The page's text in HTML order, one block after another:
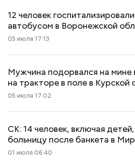
12 человек
автобусом в Воронежской
05 июля 17:13
Мужчина подорвался на мине
на тракторе в поле в Курской
05 июля 17:02
СК: 14 человек, включая
больницу после банкета в
01 июля 06:40